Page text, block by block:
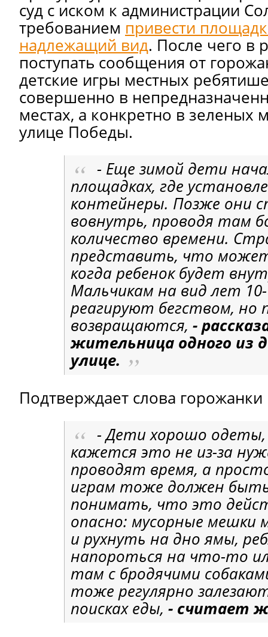
суд с иском к администрации
требованием привести
надлежащий вид. После чего в
поступать сообщения от
детские игры местных
совершенно в
местах, а конкретно в зеленых
улице Победы.
- Еще зимой дети
площадках, где
контейнеры. Позже они
вовнутрь, проводя там
количество времени.
представить, что
когда ребенок будет
Мальчикам на вид лет
реагируют бегством, но
возвращаются, -
жительница одного из
улице.
Подтверждает слова горожанки
- Дети хорошо
кажется это не из-за
проводят время, а
играм тоже должен
понимать, что это
опасно: мусорные мешки
и рухнуть на дно ямы,
напороться на что-то
там с бродячими
тоже регулярно
поисках еды, - считает